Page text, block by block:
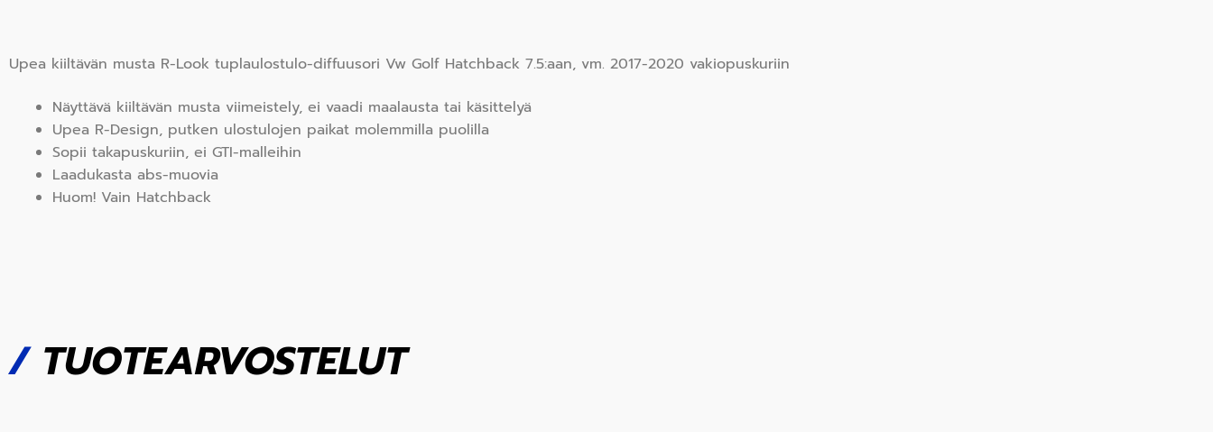
Upea kiiltävän musta R-Look tuplaulostulo-diffuusori Vw Golf Hatchback 7.5:aan, vm. 2017-2020 vakiopuskuriin
Näyttävä kiiltävän musta viimeistely, ei vaadi maalausta tai käsittelyä
Upea R-Design, putken ulostulojen paikat molemmilla puolilla
Sopii takapuskuriin, ei GTI-malleihin
Laadukasta abs-muovia
Huom! Vain Hatchback
/TUOTEARVOSTELUT